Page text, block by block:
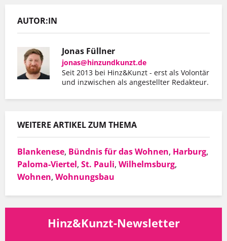
AUTOR:IN
Jonas Füllner
jonas@hinzundkunzt.de
Seit 2013 bei Hinz&Kunzt - erst als Volontär
und inzwischen als angestellter Redakteur.
WEITERE ARTIKEL ZUM THEMA
Blankenese, Bündnis für das Wohnen, Harburg,
Paloma-Viertel, St. Pauli, Wilhelmsburg,
Wohnen, Wohnungsbau
Hinz&Kunzt-Newsletter